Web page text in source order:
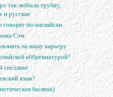
так любили трубку,
и русские
по-английски
Сэм
на вашу карьеру
аббревиатурой?
спеллинг
язык?
былина)